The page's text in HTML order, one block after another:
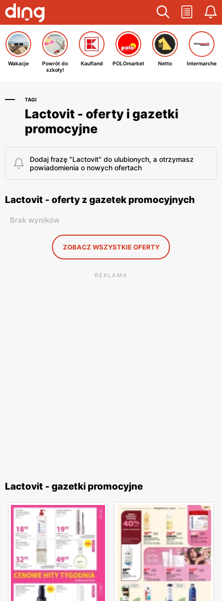
Wakacje
Powrót do
szkoły!
Kaufland POLOmarket Netto Intermarche
TAGI
Lactovit - oferty i gazetki
promocyjne
Dodaj frazę "Lactovit" do ulubionych, a otrzymasz
powiadomienia o nowych ofertach
Lactovit - oferty z gazetek promocyjnych
Brak wyników
ZOBACZ WSZYSTKIE OFERTY
REKLAMA
Lactovit - gazetki promocyjne